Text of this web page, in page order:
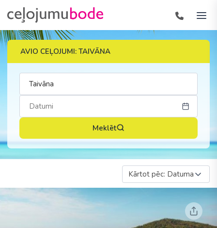
AVIO CEĻOJUMI: TAIVĀNA
Meklēt
Kārtot pēc: Datuma